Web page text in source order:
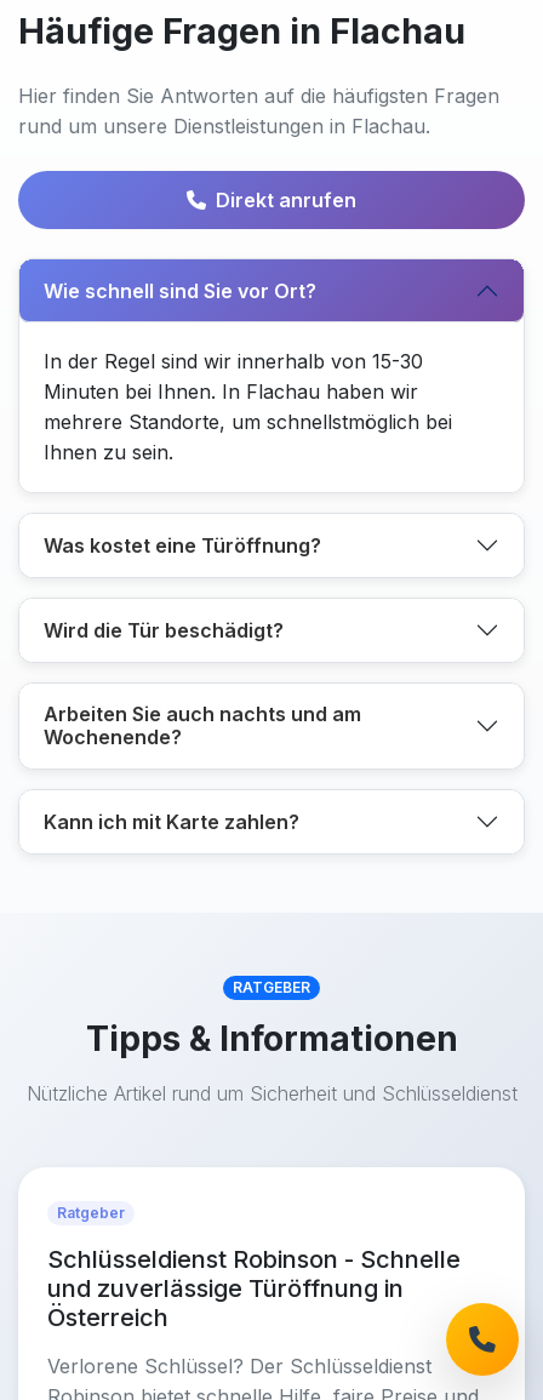
Häufige Fragen in Flachau
Hier finden Sie Antworten auf die häufigsten Fragen
rund um unsere Dienstleistungen in Flachau.
Direkt anrufen
Wie schnell sind Sie vor Ort?
In der Regel sind wir innerhalb von 15-30
Minuten bei Ihnen. In Flachau haben wir
mehrere Standorte, um schnellstmöglich bei
Ihnen zu sein.
Was kostet eine Türöffnung?
Wird die Tür beschädigt?
Arbeiten Sie auch nachts und am
Wochenende?
Kann ich mit Karte zahlen?
RATGEBER
Tipps & Informationen
Nützliche Artikel rund um Sicherheit und Schlüsseldienst
Ratgeber
Schlüsseldienst Robinson - Schnelle
und zuverlässige Türöffnung in
Österreich
Verlorene Schlüssel? Der Schlüsseldienst